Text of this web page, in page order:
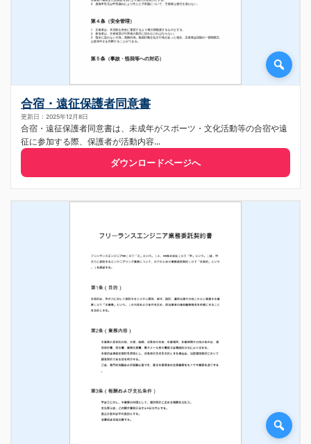
合宿・遠征保護者同意書
更新日：2025年12月8日
合宿・遠征保護者同意書は、未成年がスポーツ・文化活動等の合宿や遠
征に参加する際、保護者が活動内容...
ダウンロードページへ